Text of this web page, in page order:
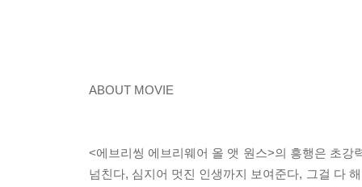
ABOUT MOVIE
<에브리씽 에브리웨어 올 앳 원스>의 흥행은 초강
넘친다, 심지어 멋진 인생까지 보여준다, 그걸 다